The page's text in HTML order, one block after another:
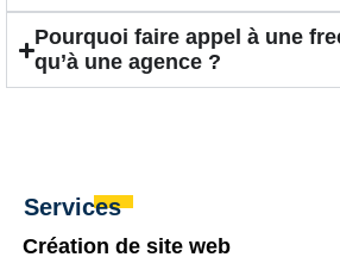
Pourquoi faire appel à une
qu’à une agence ?
Services
Création de site web